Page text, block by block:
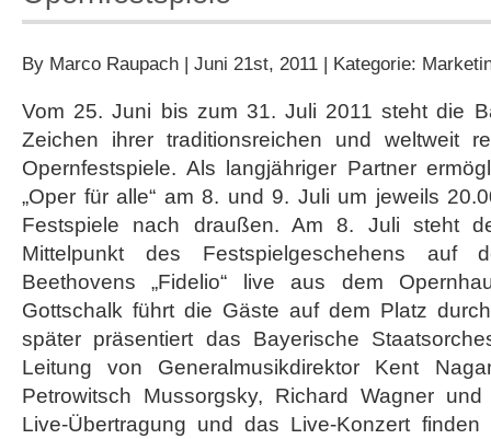
By Marco Raupach | Juni 21st, 2011 | Kategorie:
Vom 25. Juni bis zum 31. Juli 2011 steht die
Zeichen ihrer traditionsreichen und weltweit
Opernfestspiele. Als langjähriger Partner
„Oper für alle“ am 8. und 9. Juli um jeweils
Festspiele nach draußen. Am 8. Juli steht
Mittelpunkt des Festspielgeschehens auf
Beethovens „Fidelio“ live aus dem
Gottschalk führt die Gäste auf dem Platz
später präsentiert das Bayerische
Leitung von Generalmusikdirektor Kent
Petrowitsch Mussorgsky, Richard Wagner
Live-Übertragung und das Live-Konzert